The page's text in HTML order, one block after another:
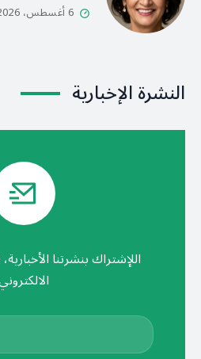
6 أغسطس، 2026
النشرة الإخبارية
اللإشتراك بنشرتنا